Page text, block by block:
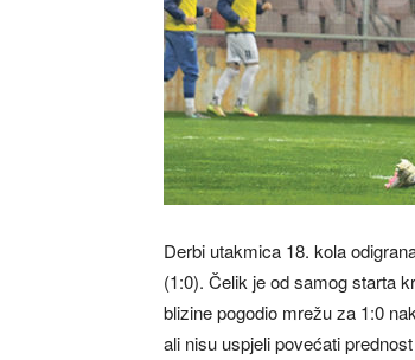
Derbi utakmica 18. kola
(1:0). Čelik je od samog starta
blizine pogodio mrežu za 1:0
ali nisu uspjeli povećati